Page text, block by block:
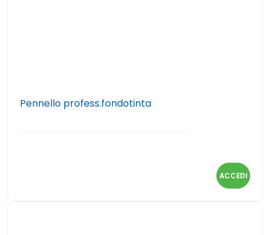
Pennello profess.fondotinta
ACCEDI